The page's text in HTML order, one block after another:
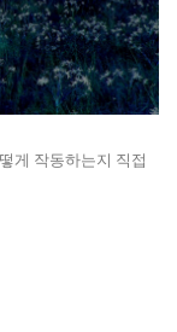
게 작동하는지 직접